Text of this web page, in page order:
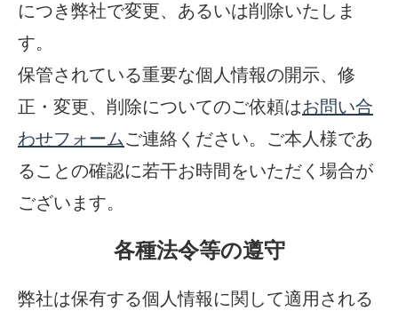
につき弊社で変更、あるいは削除いたしま
す。
保管されている重要な個人情報の開示、修
正・変更、削除についてのご依頼はお問い合
わせフォームご連絡ください。ご本人様であ
ることの確認に若干お時間をいただく場合が
ございます。
各種法令等の遵守
弊社は保有する個人情報に関して適用される